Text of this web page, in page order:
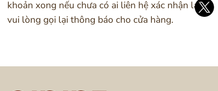
khoản xong nếu chưa có ai liên hệ xác nhận lại,
vui lòng gọi lại thông báo cho cửa hàng.